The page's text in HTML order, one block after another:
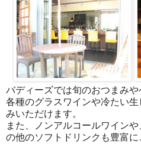
バディーズでは旬のおつまみや
各種のグラスワインや冷たい
みいただけます。
また、ノンアルコールワイン
の他のソフトドリンクも豊富に